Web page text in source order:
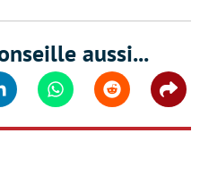
aussi...
WhatsappReddit